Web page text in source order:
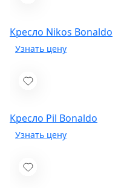
Кресло Nikos Bonaldo
Кресло Pil Bonaldo